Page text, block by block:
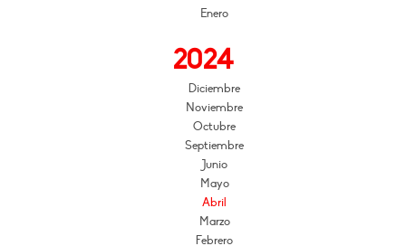
Enero
2024
Diciembre
Noviembre
Octubre
Septiembre
Junio
Mayo
Abril
Marzo
Febrero